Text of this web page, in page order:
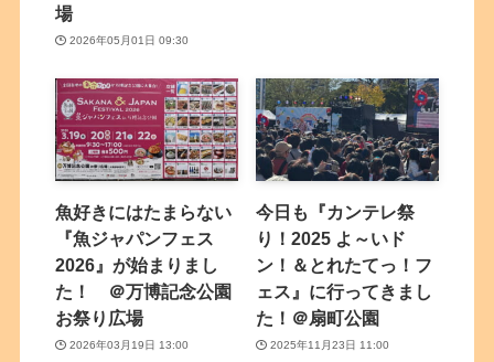
場
2026年05月01日 09:30
魚好きにはたまらない
『魚ジャパンフェス
2026』が始まりまし
た！ ＠万博記念公園
お祭り広場
2026年03月19日 13:00
今日も『カンテレ祭
り！2025 よ～いド
ン！＆とれたてっ！フ
ェス』に行ってきまし
た！＠扇町公園
2025年11月23日 11:00